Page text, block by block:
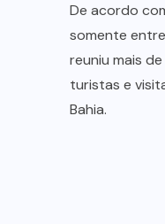
De acordo
somente
reuniu mais
turistas e
Bahia.